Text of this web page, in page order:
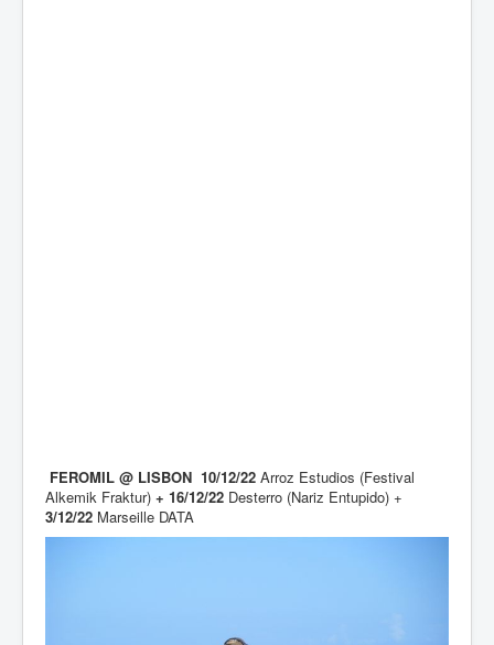
FEROMIL @ LISBON 10/12/22 Arroz Estudios (Festival
Alkemik Fraktur) + 16/12/22 Desterro (Nariz Entupido) +
3/12/22 Marseille DATA